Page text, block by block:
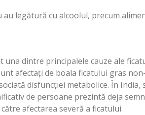
legătură cu alcoolul, precum
dintre principalele cauze ale
afectați de boala ficatului gras
disfuncției metabolice. În India,
de persoane prezintă deja
afectarea severă a ficatului.